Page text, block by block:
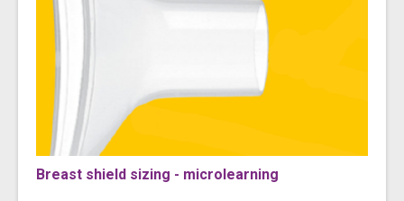
Breast shield sizing - microlearning